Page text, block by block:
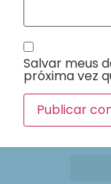
Salvar meus
próxima vez